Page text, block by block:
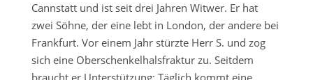
Cannstatt und ist seit drei Jahren Witwer. Er hat
zwei Söhne, der eine lebt in London, der andere bei
Frankfurt. Vor einem Jahr stürzte Herr S. und zog
sich eine Oberschenkelhalsfraktur zu. Seitdem
braucht er Unterstützung: Täglich kommt eine